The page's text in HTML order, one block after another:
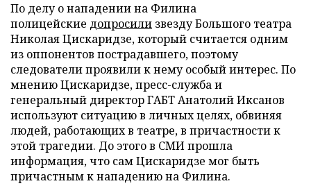
По делу о нападении на Филина
полицейские допросили звезду Большого театра
Николая Цискаридзе, который считается одним
из оппонентов пострадавшего, поэтому
следователи проявили к нему особый интерес. По
мнению Цискаридзе, пресс-служба и
генеральный директор ГАБТ Анатолий Иксанов
используют ситуацию в личных целях, обвиняя
людей, работающих в театре, в причастности к
этой трагедии. До этого в СМИ прошла
информация, что сам Цискаридзе мог быть
причастным к нападению на Филина.